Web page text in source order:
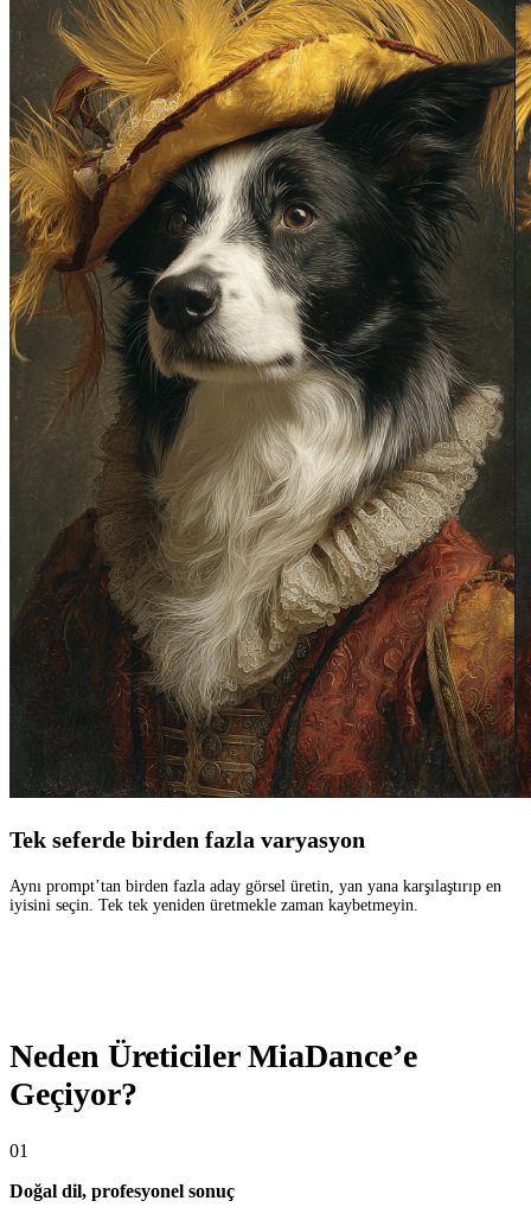
Tek seferde birden fazla varyasyon
Aynı prompt’tan birden fazla aday görsel üretin, yan yana karşılaştırıp en
iyisini seçin. Tek tek yeniden üretmekle zaman kaybetmeyin.
Neden Üreticiler MiaDance’e
Geçiyor?
01
Doğal dil, profesyonel sonuç